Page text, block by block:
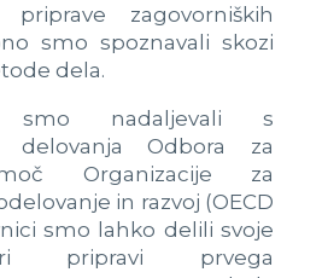
priprave zagovorniških
smo spoznavali skozi
dela.
nadaljevali s
delovanja Odbora za
Organizacije za
in razvoj (OECD
smo lahko delili svoje
pripravi prvega